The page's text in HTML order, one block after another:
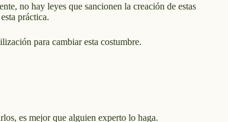
no hay leyes que sancionen la creación de estas
práctica.
para cambiar esta costumbre.
es mejor que alguien experto lo haga.